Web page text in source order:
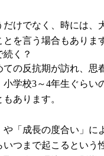
けでなく、時には、
を言う場合もありま
く？
ての反抗期が訪れ、思
学校3～4年生ぐらい
あります。
や「成長の度合い」に
いつまで起こるという